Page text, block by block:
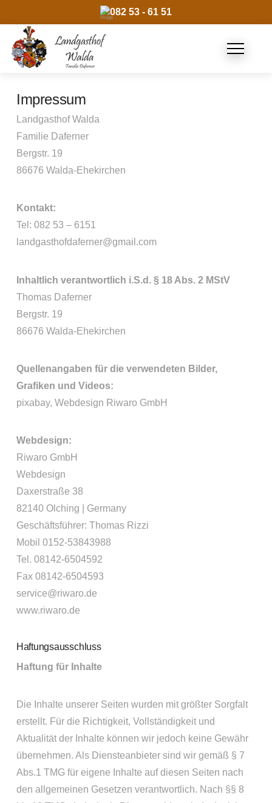
082 53 - 61 51
Impressum
Landgasthof Walda
Familie Daferner
Bergstr. 19
86676 Walda-Ehekirchen
Kontakt:
Tel: 082 53 – 6151
landgasthofdaferner@gmail.com
Inhaltlich verantwortlich i.S.d. § 18 Abs. 2 MStV
Thomas Daferner
Bergstr. 19
86676 Walda-Ehekirchen
Quellenangaben für die verwendeten Bilder,
Grafiken und Videos:
pixabay, Webdesign Riwaro GmbH
Webdesign:
Riwaro GmbH
Webdesign
Daxerstraße 38
82140 Olching | Germany
Geschäftsführer: Thomas Rizzi
Mobil 0152-53843988
Tel. 08142-6504592
Fax 08142-6504593
service@riwaro.de
www.riwaro.de
Haftungsausschluss
Haftung für Inhalte
Die Inhalte unserer Seiten wurden mit größter Sorgfalt
erstellt. Für die Richtigkeit, Vollständigkeit und
Aktualität der Inhalte können wir jedoch keine Gewähr
übernehmen. Als Diensteanbieter sind wir gemäß § 7
Abs.1 TMG für eigene Inhalte auf diesen Seiten nach
den allgemeinen Gesetzen verantwortlich. Nach §§ 8